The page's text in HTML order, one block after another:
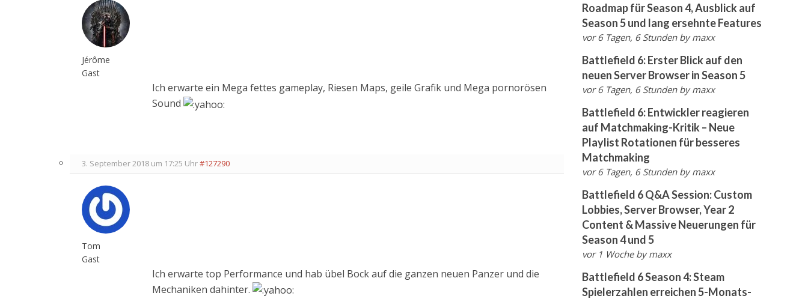
Jérôme
Gast
Ich erwarte ein Mega fettes gameplay, Riesen Maps, geile Grafik und Mega pornorösen
Sound
3. September 2018 um 17:25 Uhr#127290
Tom
Gast
Ich erwarte top Performance und hab übel Bock auf die ganzen neuen Panzer und die
Mechaniken dahinter.
Roadmap für Season 4, Ausblick auf
Season 5 und lang ersehnte Features
vor 6 Tagen, 6 Stunden bymaxx
Battlefield 6: Erster Blick auf den
neuen Server Browser in Season 5
vor 6 Tagen, 6 Stunden bymaxx
Battlefield 6: Entwickler reagieren
auf Matchmaking-Kritik – Neue
Playlist Rotationen für besseres
Matchmaking
vor 6 Tagen, 6 Stunden bymaxx
Battlefield 6 Q&A Session: Custom
Lobbies, Server Browser, Year 2
Content & Massive Neuerungen für
Season 4 und 5
vor 1 Woche bymaxx
Battlefield 6 Season 4: Steam
Spielerzahlen erreichen 5-Monats-